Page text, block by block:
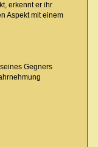
erkennt er ihr
Aspekt mit einem
Gegners